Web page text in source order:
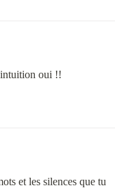
oui !!
et les silences que tu